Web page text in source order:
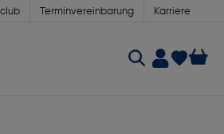
Terminvereinbarung Karriere